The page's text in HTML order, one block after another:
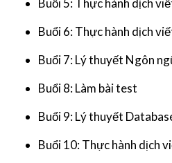
Buổi 5: Thực hành dịch
Buổi 6: Thực hành dịch
Buổi 7: Lý thuyết Ngôn
Buổi 8: Làm bài test
Buổi 9: Lý thuyết
Buổi 10: Thực hành dịch